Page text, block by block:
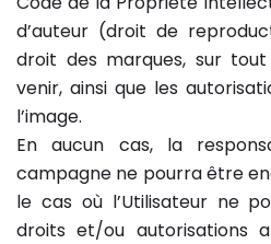
d’auteur (droit de
droit des marques, sur
venir, ainsi que les
l’image.
En aucun cas, la
campagne ne pourra être
le cas où l’Utilisateur ne
droits et/ou autorisations